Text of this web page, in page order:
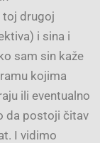
toj drugoj
i sina i
sam sin kaže
kojima
ili eventualno
da postoji čitav
I vidimo